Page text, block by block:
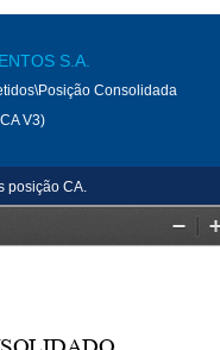
S.A.
Consolidada
V3)
posição CA.